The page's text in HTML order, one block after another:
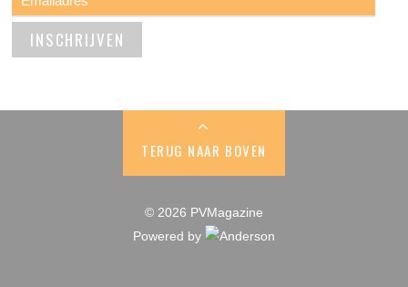
TERUG NAAR BOVEN
© 2026 PVMagazine
Powered by